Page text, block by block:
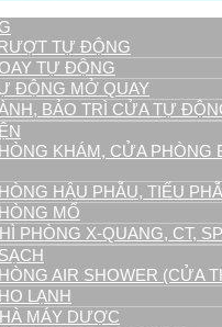
trong giỏ hàng.
TỰ ĐỘNG
TỰ ĐỘNG
ĐỘNG MỞ QUAY
BẢO TRÌ CỬA TỰ
KHÁM, CỬA PHÒNG
HẬU PHẪU, TIỂU
MỔ
PHÒNG X-QUANG, CT,
AIR SHOWER (CỬA
LẠNH
MÁY DƯỢC